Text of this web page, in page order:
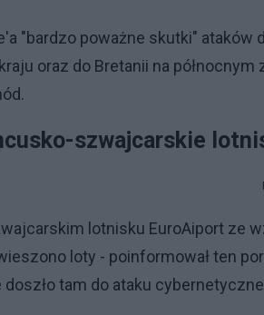
"bardzo poważne skutki"
oraz do Bretanii na
szwajcarskie
lotnisku EuroAiport ze
loty - poinformował ten
tam do ataku